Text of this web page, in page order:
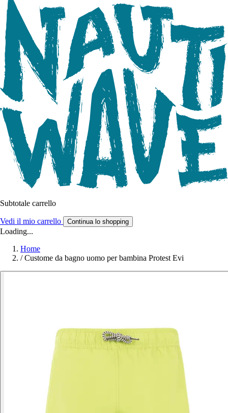
Subtotale carrello
Vedi il mio carrello Continua lo shopping
Loading...
Home
/ Custome da bagno uomo per bambina Protest Evi